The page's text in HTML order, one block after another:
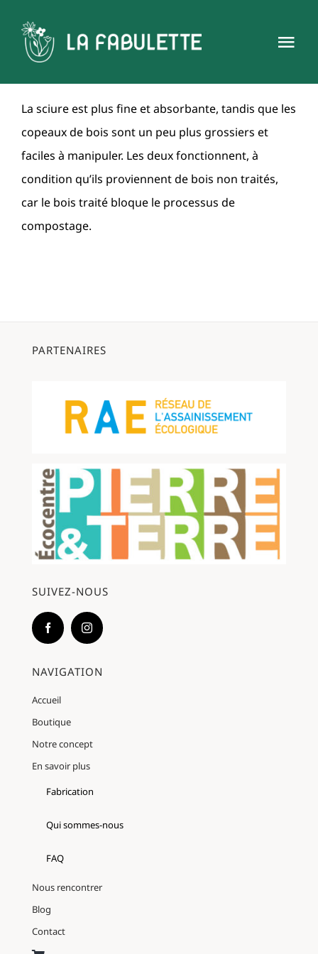
content
Accueil
Notre Concept
En Savoir Plus
La sciure est plus fine et absorbante, tandis que les
copeaux de bois sont un peu plus grossiers et
faciles à manipuler. Les deux fonctionnent, à
condition qu’ils proviennent de bois non traités,
car le bois traité bloque le processus de
compostage.
PARTENAIRES
SUIVEZ-NOUS
NAVIGATION
Accueil
Boutique
Notre concept
En savoir plus
Fabrication
Qui sommes-nous
FAQ
Nous rencontrer
Blog
Contact